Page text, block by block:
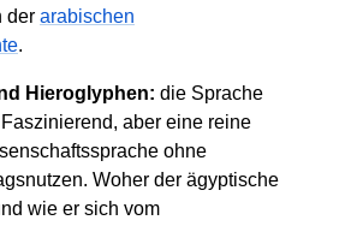
der arabischen
.
Hieroglyphen: die Sprache
aber eine reine
ohne
Woher der ägyptische
wie er sich vom